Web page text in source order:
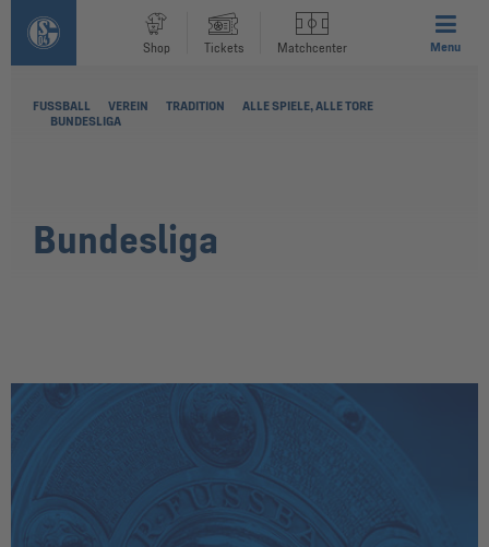
Shop Tickets Matchcenter Menu
FUSSBALL VEREIN TRADITION
ALLE SPIELE, ALLE TORE
BUNDESLIGA
Bundesliga